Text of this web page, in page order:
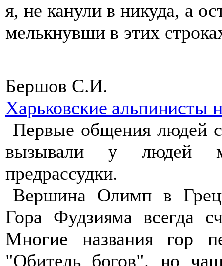
я, не канули в никуда, а
мелькнувши в этих
Бершов С.И.
Харьковские альпинисты
Первые общения людей
вызывали у людей
предрассудки.
Вершина Олимп в
Гора Фудзияма всегда
Многие названия гор
"Обитель богов", но